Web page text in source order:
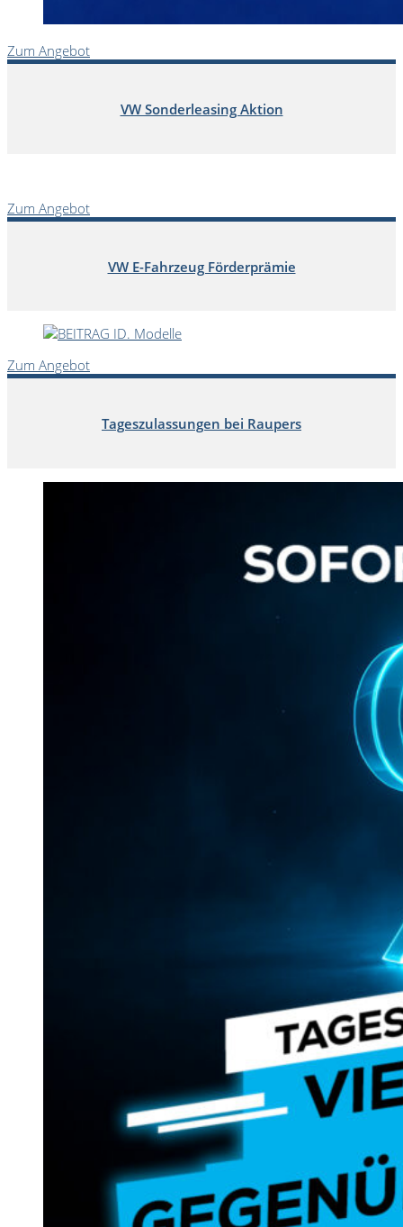
Zum Angebot
VW Sonderleasing Aktion
Zum Angebot
VW E-Fahrzeug Förderprämie
Zum Angebot
Tageszulassungen bei Raupers